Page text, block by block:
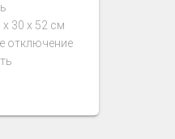
30 х 52 см
отключение